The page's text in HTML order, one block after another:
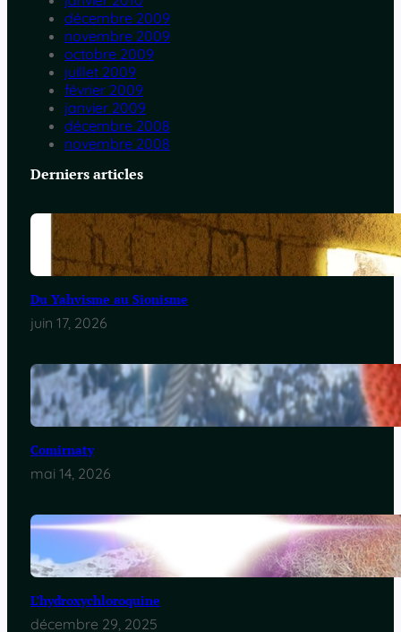
décembre 2009
novembre 2009
octobre 2009
juillet 2009
février 2009
janvier 2009
décembre 2008
novembre 2008
Derniers articles
Du Yahvisme au Sionisme
juin 17, 2026
Comirnaty
mai 14, 2026
L’hydroxychloroquine
décembre 29, 2025